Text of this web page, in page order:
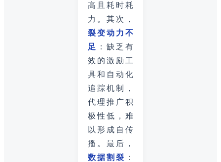
高且耗时耗
力。其次，
裂变动力不
足
：缺乏有
效的激励工
具和自动化
追踪机制，
代理推广积
极性低，难
以形成自传
播。最后，
数据割裂 ：